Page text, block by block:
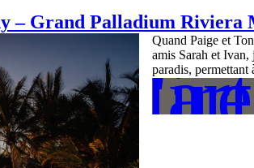
– Grand Palladium Riviera
Quand Paige et
amis Sarah et Ivan,
paradis, permettant
lire